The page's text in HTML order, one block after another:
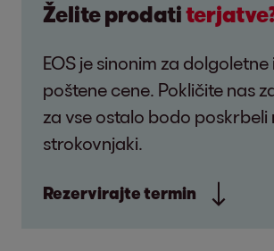
Želite prodati
EOS je sinonim za dolgoletne
poštene cene. Pokličite nas
za vse ostalo bodo poskrbeli
strokovnjaki.
Rezervirajte termin